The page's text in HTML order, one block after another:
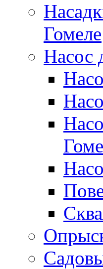
Гомеле
Насос